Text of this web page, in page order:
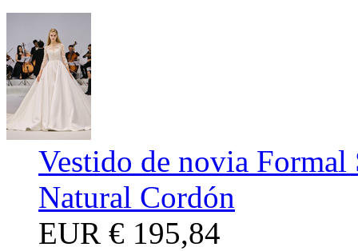
Vestido de novia Formal
Natural Cordón
EUR € 195,84